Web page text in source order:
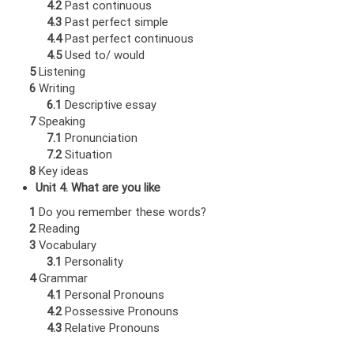
4.2Past continuous
4.3 Past perfect simple
4.4Past perfect continuous
4.5Used to/ would
5Listening
6 Writing
6.1 Descriptive essay
7Speaking
7.1 Pronunciation
7.2Situation
8 Key ideas
Unit 4. What are you like
1 Do you remember these words?
2Reading
3 Vocabulary
3.1 Personality
4Grammar
4.1 Personal Pronouns
4.2Possessive Pronouns
4.3 Relative Pronouns